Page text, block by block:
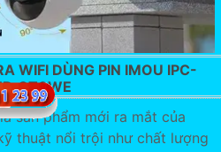
WIFI DÙNG PIN IMOU IPC-
3T0WE
sản phẩm mới ra mắt của
thuật nổi trội như chất lượng